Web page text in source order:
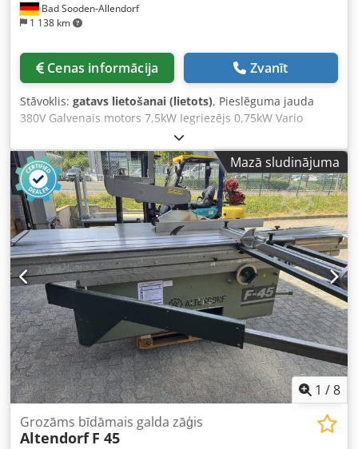
Bad Sooden-Allendorf
1 138 km
Cenas informācija Zvanīt
Stāvoklis: gatavs lietošanai (lietots), Pieslēguma jauda
380V Galvenais motors 7,5kW Iegriezējs 0,75kW Vario
piedziņa Dubultā rullīšu rati 3000mm Elektriska augstuma
un slīpuma regulēšana Griešanas platums 1000mm CNC
vadīts AKE stiprināšanas sistēma Maksimālais zāģa ripas
diametrs 500 mm Vadības panelis acu līmenī Dcjdpfx Aoy
Hq N Aepnok Priekšgalds ar apgriešanas iespēju Sagatavju
turētājs 2-asu iegriezējs Galda pagarinājums 840mm Leņķa
atdure PQS Standard PSV ar šauru un platu pārsegu
Mazā sludinājuma
1 /8
Grozāms bīdāmais galda zāģis
Altendorf F 45